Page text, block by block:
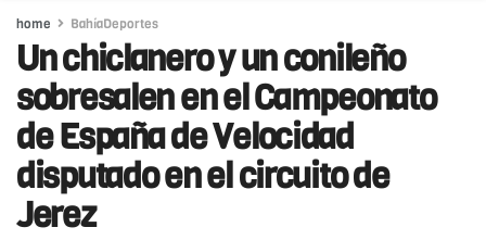
home BahíaDeportes
Un chiclanero y un conileño
sobresalen en el Campeonato
de España de Velocidad
disputado en el circuito de
Jerez